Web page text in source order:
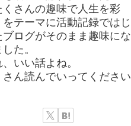
くさんの趣味で人生を彩
をテーマに活動記録ではじ
ブログがそのまま趣味にな
た。
、いい話よね。
さん読んでいってください